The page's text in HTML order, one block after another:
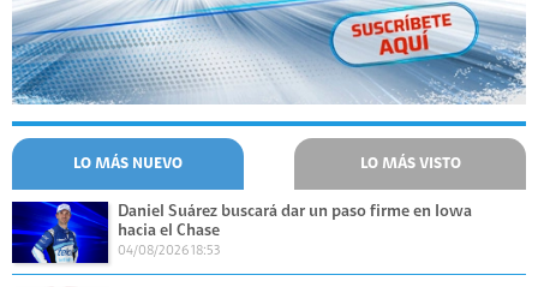
LO MÁS NUEVO LO MÁS VISTO
Daniel Suárez buscará dar un paso firme en Iowa
hacia el Chase
04/08/2026 18:53